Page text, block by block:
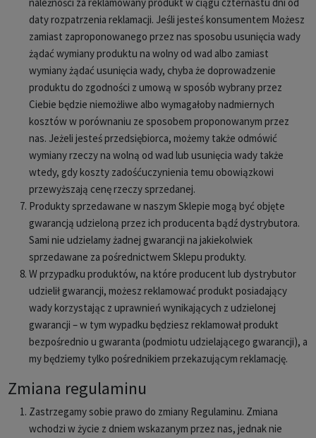
daty rozpatrzenia reklamacji. Jeśli jesteś konsumentem Możesz
zamiast zaproponowanego przez nas sposobu usunięcia wady
żądać wymiany produktu na wolny od wad albo zamiast
wymiany żądać usunięcia wady, chyba że doprowadzenie
produktu do zgodności z umową w sposób wybrany przez
Ciebie będzie niemożliwe albo wymagałoby nadmiernych
kosztów w porównaniu ze sposobem proponowanym przez
nas. Jeżeli jesteś przedsiębiorca, możemy także odmówić
wymiany rzeczy na wolną od wad lub usunięcia wady także
wtedy, gdy koszty zadośćuczynienia temu obowiązkowi
przewyższają cenę rzeczy sprzedanej.
Produkty sprzedawane w naszym Sklepie mogą być objęte
gwarancją udzieloną przez ich producenta bądź dystrybutora.
Sami nie udzielamy żadnej gwarancji na jakiekolwiek
sprzedawane za pośrednictwem Sklepu produkty.
W przypadku produktów, na które producent lub dystrybutor
udzielił gwarancji, możesz reklamować produkt posiadający
wady korzystając z uprawnień wynikających z udzielonej
gwarancji – w tym wypadku będziesz reklamował produkt
bezpośrednio u gwaranta (podmiotu udzielającego gwarancji), a
my będziemy tylko pośrednikiem przekazującym reklamację.
Zmiana regulaminu
Zastrzegamy sobie prawo do zmiany Regulaminu. Zmiana
wchodzi w życie z dniem wskazanym przez nas, jednak nie